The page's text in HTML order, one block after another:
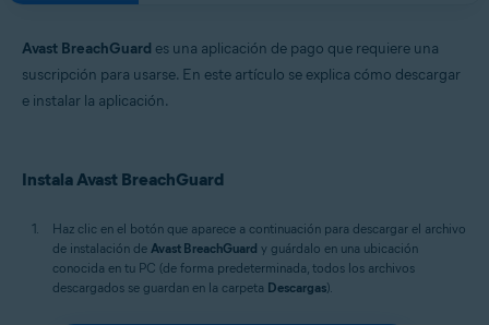
macOS
Avast BreachGuard es una aplicación de pago que requiere una
suscripción para usarse. En este artículo se explica cómo descargar
e instalar la aplicación.
Instala Avast BreachGuard
Haz clic en el botón que aparece a continuación para descargar el archivo
de instalación de Avast BreachGuard y guárdalo en una ubicación
conocida en tu PC (de forma predeterminada, todos los archivos
descargados se guardan en la carpeta Descargas).